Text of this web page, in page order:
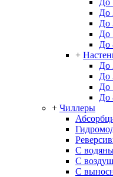
До
До
До
До
До
+
До
До
До
До
+ Чиллеры
С
С
С